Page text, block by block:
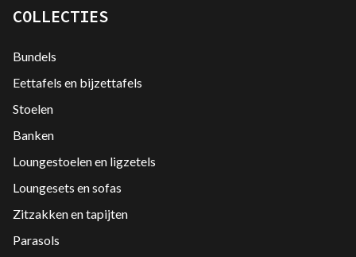
COLLECTIES
Bundels
Eettafels en bijzettafels
Stoelen
Banken
Loungestoelen en ligzetels
Loungesets en sofas
Zitzakken en tapijten
Parasols